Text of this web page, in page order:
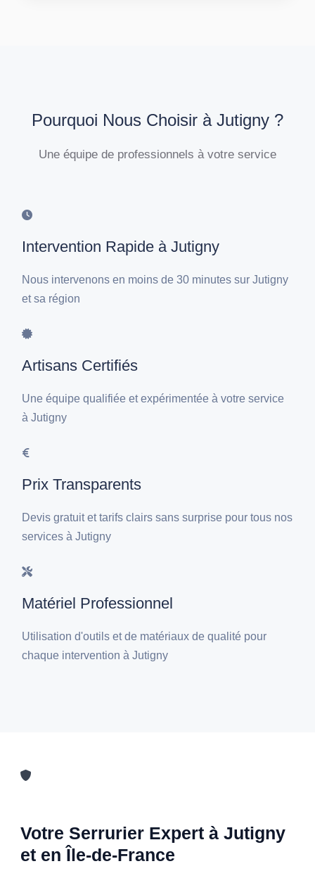
Pourquoi Nous Choisir à Jutigny ?
Une équipe de professionnels à votre service
Intervention Rapide à Jutigny
Nous intervenons en moins de 30 minutes sur Jutigny
et sa région
Artisans Certifiés
Une équipe qualifiée et expérimentée à votre service
à Jutigny
Prix Transparents
Devis gratuit et tarifs clairs sans surprise pour tous nos
services à Jutigny
Matériel Professionnel
Utilisation d'outils et de matériaux de qualité pour
chaque intervention à Jutigny
Votre Serrurier Expert à Jutigny
et en Île-de-France